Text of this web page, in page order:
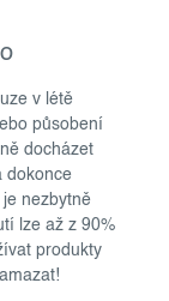
v létě
působení
docházet
dokonce
nezbytně
lze až z 90%
produkty